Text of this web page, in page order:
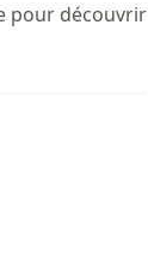
pour découvrir